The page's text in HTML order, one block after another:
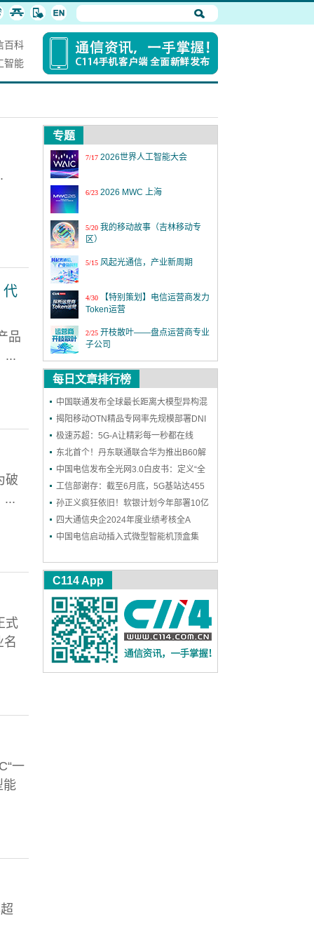
百科
智能
代
品
...
破
...
式
名
一
能
专题
7/17 2026世界人工智能大会
6/23 2026 MWC 上海
5/20 我的移动故事（吉林移动专
区）
5/15 风起光通信，产业新周期
4/30
【特别策划】电信运营商发力
Token运营
2/25 开枝散叶——盘点运营商专业
子公司
3/2 MWC26世界移动通信大会
12/18 第四届6G前沿技术与趋势论
坛
11/19 激情全运 移起AI：5G-A全民
看全运 粤近粤精彩
11/18 上海铁塔十一周年：善建不
拔十一载，锐意进取向未来
9/24 2025年中国国际信息通信展
览会
第二十六届中国国际光电博览
每日文章排行榜
中国联通发布全球最长距离大模型异构混
训成果
揭阳移动OTN精品专网率先规模部署DNI
保护，实现高可靠能力再升级
极速苏超：5G-A让精彩每一秒都在线
东北首个！丹东联通联合华为推出B60解
决方案，一站式护航企业网络和安防
中国电信发布全光网3.0白皮书：定义“全
光智联”，2030年能力基本达成
工信部谢存：截至6月底，5G基站达455
万个 5G用户达11.18亿户
孙正义疯狂依旧！软银计划今年部署10亿
个AI智能体
四大通信央企2024年度业绩考核全A
中国电信启动插入式微型智能机顶盒集
C114 App